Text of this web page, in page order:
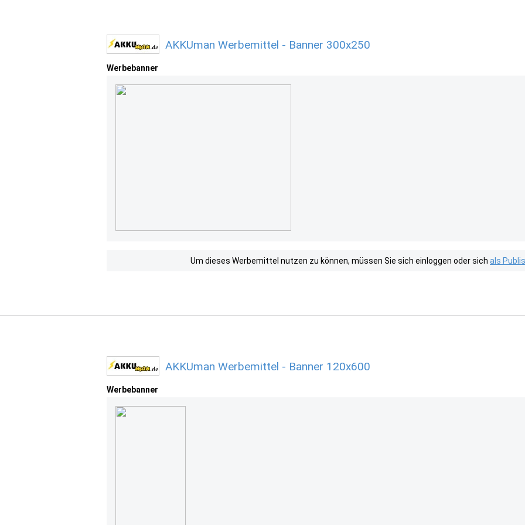
AKKUman Werbemittel - Banner 300x250
Werbebanner
Um dieses Werbemittel nutzen zu können, müssen Sie sich einloggen oder sich als
AKKUman Werbemittel - Banner 120x600
Werbebanner